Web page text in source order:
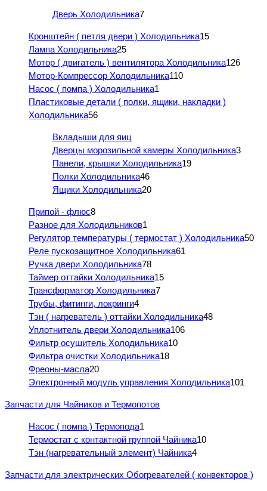
Дверь Холодильника7
Кронштейн ( петля двери ) Холодильника15
Лампа Холодильника25
Мотор ( двигатель ) вентилятора Холодильника126
Мотор-Компрессор Холодильника110
Насос ( помпа ) Холодильника1
Пластиковые детали ( полки, ящики, накладки )
Холодильника56
Вкладыши для яиц
Дверцы морозильной камеры Холодильника3
Панели, крышки Холодильника19
Полки Холодильника46
Ящики Холодильника20
Припой - флюс8
Разное для Холодильников1
Регулятор температуры ( термостат ) Холодильника50
Реле пускозащитное Холодильника61
Ручка двери Холодильника78
Таймер оттайки Холодильника15
Трансформатор Холодильника7
Трубы, фитинги, локринги4
Тэн ( нагреватель ) оттайки Холодильника48
Уплотнитель двери Холодильника106
Фильтр осушитель Холодильника10
Фильтра очистки Холодильника18
Фреоны-масла20
Электронный модуль управления Холодильника101
Запчасти для Чайников и Термопотов
Насос ( помпа ) Термопода1
Термостат с контактной группой Чайника10
Тэн (нагревательный элемент) Чайника4
Запчасти для электрических Обогревателей ( конвекторов )